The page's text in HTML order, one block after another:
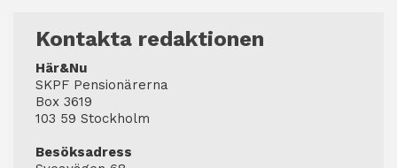
Kontakta redaktionen
Här&Nu
SKPF Pensionärerna
Box 3619
103 59 Stockholm
Besöksadress